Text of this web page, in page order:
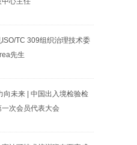
TC 309组织治理技术委
先生
向未来 | 中国出入境检验检
次会员代表大会